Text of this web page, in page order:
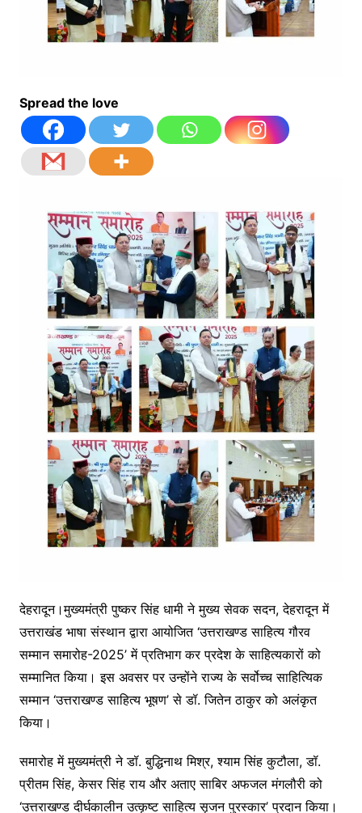
Spread the love
देहरादून।मुख्यमंत्री पुष्कर सिंह धामी ने मुख्य सेवक सदन, देहरादून में
उत्तराखंड भाषा संस्थान द्वारा आयोजित ‘उत्तराखण्ड साहित्य गौरव
सम्मान समारोह-2025’ में प्रतिभाग कर प्रदेश के साहित्यकारों को
सम्मानित किया। इस अवसर पर उन्होंने राज्य के सर्वोच्च साहित्यिक
सम्मान ‘उत्तराखण्ड साहित्य भूषण’ से डॉ. जितेन ठाकुर को अलंकृत
किया।
समारोह में मुख्यमंत्री ने डॉ. बुद्धिनाथ मिश्र, श्याम सिंह कुटौला, डॉ.
प्रीतम सिंह, केसर सिंह राय और अताए साबिर अफजल मंगलौरी को
‘उत्तराखण्ड दीर्घकालीन उत्कृष्ट साहित्य सृजन पुरस्कार’ प्रदान किया।